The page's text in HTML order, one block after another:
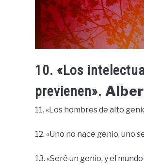
10. «Los
previenen».
11. «Los hombres de alto
12. «Uno no nace genio, uno
13. «Seré un genio, y el